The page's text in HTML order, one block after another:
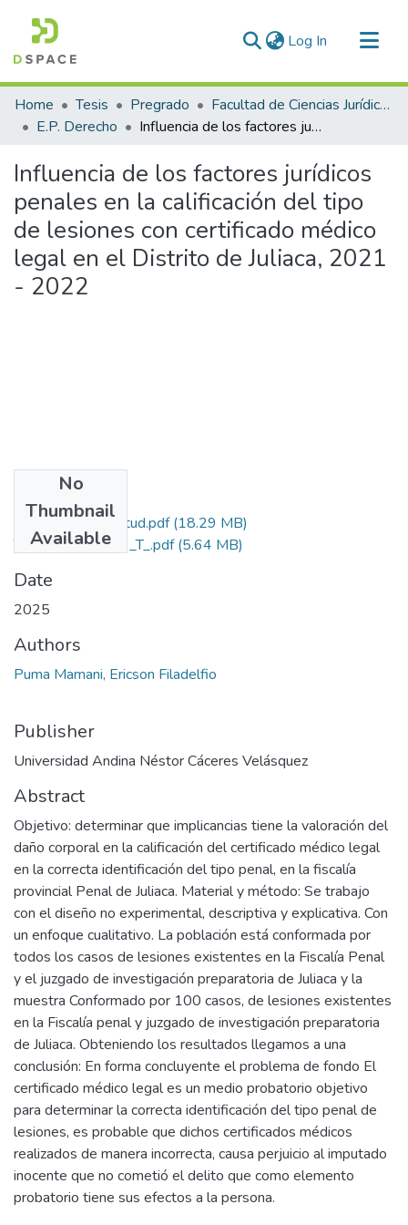
Log In (current)
Communities & Collections
All of DSpace
Home Tesis Pregrado
Facultad de Ciencias Jurídicas y Políticas
E.P. Derecho
Influencia de los factores jurídicos penales en la calificación del tipo de lesiones con certificado médico legal en el Distrito de Juliaca, 2021 - 2022
Influencia de los factores jurídicos
penales en la calificación del tipo
de lesiones con certificado médico
legal en el Distrito de Juliaca, 2021
- 2022
No
Thumbnail
Available
Grado de Similitud.pdf(18.29 MB)
T036_70136373_T_.pdf(5.64 MB)
Date
2025
Authors
Puma Mamani, Ericson Filadelfio
Publisher
Universidad Andina Néstor Cáceres Velásquez
Abstract
Objetivo: determinar que implicancias tiene la valoración del
daño corporal en la calificación del certificado médico legal
en la correcta identificación del tipo penal, en la fiscalía
provincial Penal de Juliaca. Material y método: Se trabajo
con el diseño no experimental, descriptiva y explicativa. Con
un enfoque cualitativo. La población está conformada por
todos los casos de lesiones existentes en la Fiscalía Penal
y el juzgado de investigación preparatoria de Juliaca y la
muestra Conformado por 100 casos, de lesiones existentes
en la Fiscalía penal y juzgado de investigación preparatoria
de Juliaca. Obteniendo los resultados llegamos a una
conclusión: En forma concluyente el problema de fondo El
certificado médico legal es un medio probatorio objetivo
para determinar la correcta identificación del tipo penal de
lesiones, es probable que dichos certificados médicos
realizados de manera incorrecta, causa perjuicio al imputado
inocente que no cometió el delito que como elemento
probatorio tiene sus efectos a la persona.